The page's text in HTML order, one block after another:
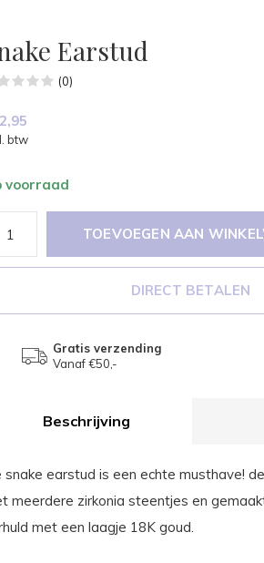
Earstud
(0)
btw
voorraad
TOEVOEGEN AAN
DIRECT BETALEN
Gratis verzending
Vanaf €50,-
Beschrijving
snake earstud is een echte musthave!
meerdere zirkonia steentjes en
met een laagje 18K goud.